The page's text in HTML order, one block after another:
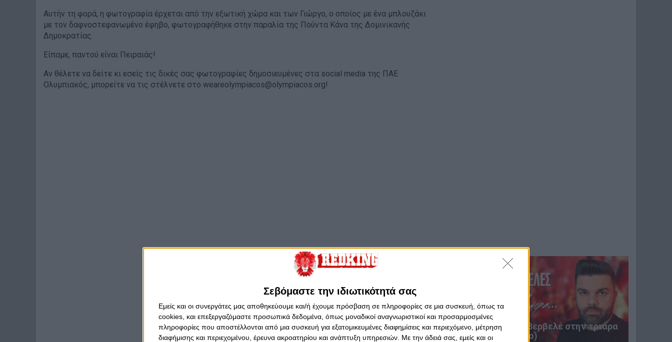
Σεβόμαστε την ιδιωτικότητά σας
Εμείς και οι συνεργάτες μας αποθηκεύουμε και/ή έχουμε πρόσβαση σε πληροφορίες σε μια συσκευή, όπως τα
cookies, και επεξεργαζόμαστε προσωπικά δεδομένα, όπως μοναδικοί αναγνωριστικοί και προσαρμοσμένες
πληροφορίες που αποστέλλονται από μια συσκευή για εξατομικευμένες διαφημίσεις και περιεχόμενο, μέτρηση
διαφήμισης και περιεχομένου, έρευνα ακροατηρίου και ανάπτυξη υπηρεσιών. Με την άδειά σας, εμείς και οι
Αυτήν τη φορά, η φωτογραφία έρχεται από την εξωτική χώρα και των Γιώργο, ο οποίος με ένα μπλουζάκι
με τον δαφνοστεφανωμένο έφηβο, φωτογραφήθηκε στην παραλία της Πούντα Κάνα της Δομινικανής
Δημοκρατίας.
Είπαμε, παντού είναι Πειραιάς!
Αν θέλετε να δείτε κι εσείς τις δικές σας φωτογραφίες δημοσιευμένες στα social media της ΠΑΕ
Ολυμπιακός, μπορείτε να τις στέλνετε στο weareolympiacos@olympiacos.org!
Επική περιγραφή Βερβελέ στην τριάρα
του Θρύλου! (video)